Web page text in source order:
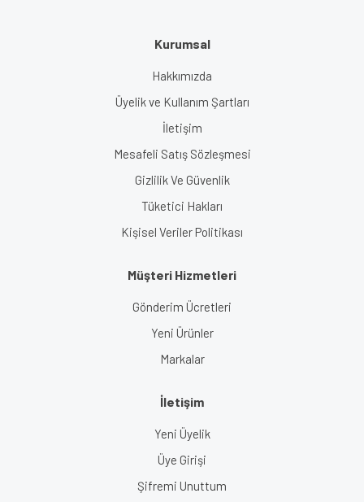
Kurumsal
Hakkımızda
Üyelik ve Kullanım Şartları
İletişim
Mesafeli Satış Sözleşmesi
Gizlilik Ve Güvenlik
Tüketici Hakları
Kişisel Veriler Politikası
Müşteri Hizmetleri
Gönderim Ücretleri
Yeni Ürünler
Markalar
İletişim
Yeni Üyelik
Üye Girişi
Şifremi Unuttum